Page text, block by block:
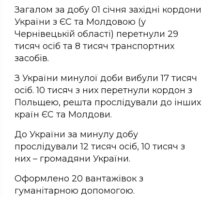
Загалом за добу 01 січня західні кордони
України з ЄС та Молдовою (у
Чернівецькій області) перетнули 29
тисяч осіб та 8 тисяч транспортних
засобів.
З України минулої доби вибули 17 тисяч
осіб. 10 тисяч з них перетнули кордон з
Польщею, решта прослідували до інших
країн ЄС та Молдови.
До України за минулу добу
прослідували 12 тисяч осіб, 10 тисяч з
них – громадяни України.
Оформлено 20 вантажівок з
гуманітарною допомогою.